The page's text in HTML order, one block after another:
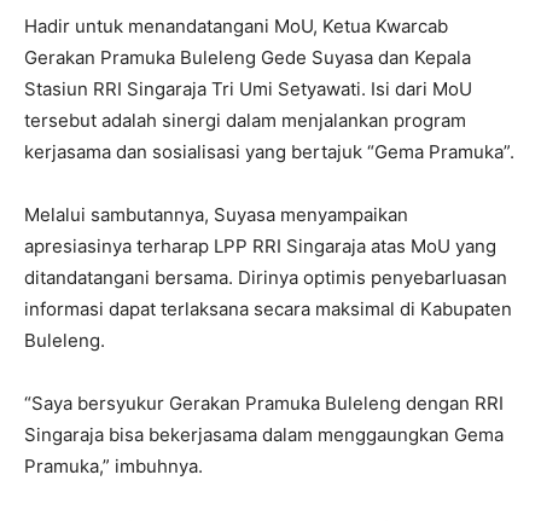
Hadir untuk menandatangani MoU, Ketua Kwarcab
Gerakan Pramuka Buleleng Gede Suyasa dan Kepala
Stasiun RRI Singaraja Tri Umi Setyawati. Isi dari MoU
tersebut adalah sinergi dalam menjalankan program
kerjasama dan sosialisasi yang bertajuk “Gema Pramuka”.
Melalui sambutannya, Suyasa menyampaikan
apresiasinya terharap LPP RRI Singaraja atas MoU yang
ditandatangani bersama. Dirinya optimis penyebarluasan
informasi dapat terlaksana secara maksimal di Kabupaten
Buleleng.
“Saya bersyukur Gerakan Pramuka Buleleng dengan RRI
Singaraja bisa bekerjasama dalam menggaungkan Gema
Pramuka,” imbuhnya.